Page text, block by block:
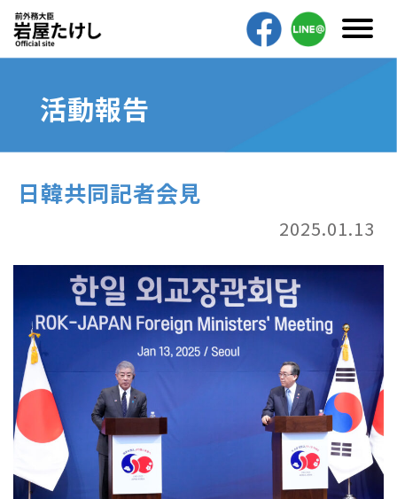
活動報告
日韓共同記者会見
2025.01.13